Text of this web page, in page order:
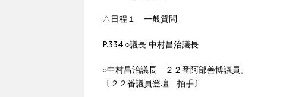
△日程１ 一般質問
P.334 ○議長 中村昌治議長
○中村昌治議長 ２２番阿部善博議員。
〔２２番議員登壇 拍手〕